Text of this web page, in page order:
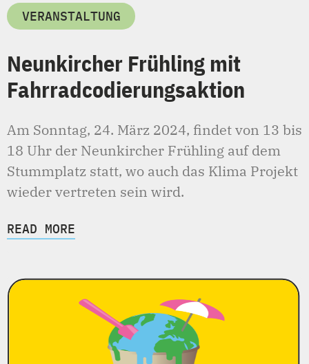
VERANSTALTUNG
Neunkircher Frühling mit
Fahrradcodierungsaktion
Am Sonntag, 24. März 2024, findet von 13 bis
18 Uhr der Neunkircher Frühling auf dem
Stummplatz statt, wo auch das Klima Projekt
wieder vertreten sein wird.
READ MORE